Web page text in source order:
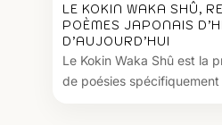
LE KOKIN WAKA SHÛ,
POÈMES JAPONAIS
D’AUJOURD’HUI
Le Kokin Waka Shû est la
de poésies